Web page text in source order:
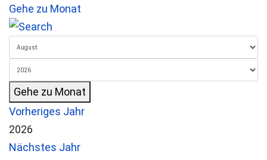
Gehe zu Monat
Gehe zu Monat
Vorheriges Jahr
2026
Nächstes Jahr